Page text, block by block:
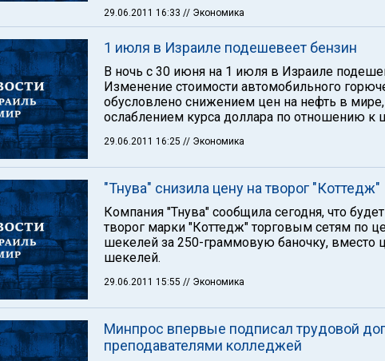
29.06.2011 16:33 // Экономика
1 июля в Израиле подешевеет бензин
В ночь с 30 июня на 1 июля в Израиле
Изменение стоимости автомобильного
обусловлено снижением цен на нефть в
ослаблением курса доллара по отношению к
29.06.2011 16:25 // Экономика
"Тнува" снизила цену на творог "Коттедж"
Компания "Тнува" сообщила сегодня, что
творог марки "Коттедж" торговым сетям по
шекелей за 250-граммовую баночку, вместо
шекелей.
29.06.2011 15:55 // Экономика
Минпрос впервые подписал трудовой
преподавателями колледжей